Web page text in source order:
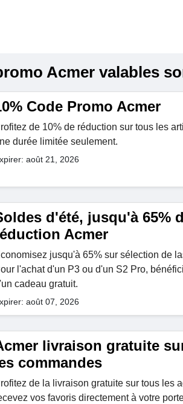
Acmer valables
Code Promo Acmer
de 10% de réduction sur tous les
durée limitée seulement.
août 21, 2026
d'été, jusqu'à 65%
Acmer
jusqu'à 65% sur sélection de
l'achat d'un P3 ou d'un S2 Pro,
cadeau gratuit.
août 07, 2026
livraison gratuite
commandes
de la livraison gratuite sur tous les
vos favoris directement à votre